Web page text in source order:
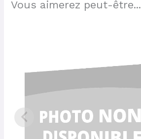
Vous aimerez peut-être...